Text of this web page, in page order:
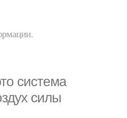
система
силы